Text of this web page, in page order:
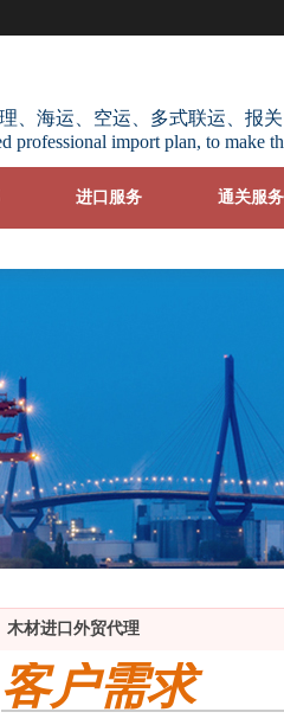
、海运、空运、多式联运、报
professional import plan, to make
进口服务 通关服务
木材进口外贸代理
客户需求